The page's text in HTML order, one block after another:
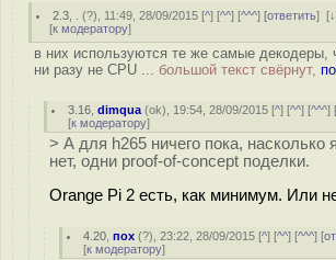
2.3 (?), 11:49, 28/09/2015 [^] [^^] [^^^] [ответить][↓
[к модератору]
в них используются те же самые декодеры,
ни разу не CPU ... большой текст свёрнут,
3.16 ,dimqua (ok), 19:54, 28/09/2015 [^] [^^] [^^^]
[к модератору]
> А для h265 ничего пока, насколько
нет, одни proof-of-concept поделки.
Orange Pi 2 есть, как минимум. Или
4.20 ,пох (?), 23:22, 28/09/2015 [^] [^^] [^^^] [
[к модератору]